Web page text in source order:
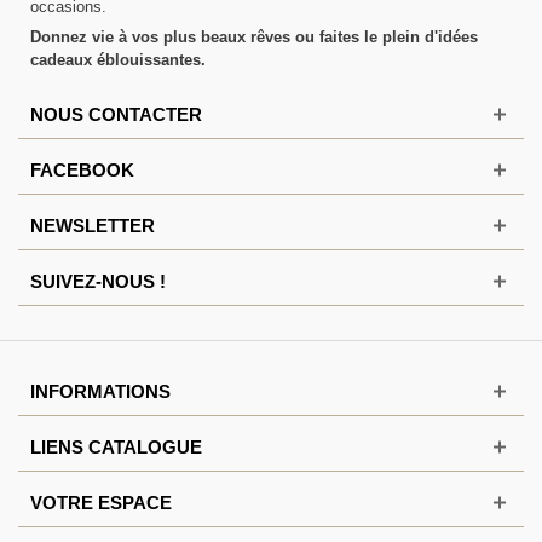
occasions.
Donnez vie à vos plus beaux rêves ou faites le plein d'idées
cadeaux éblouissantes.
NOUS CONTACTER
FACEBOOK
NEWSLETTER
SUIVEZ-NOUS !
INFORMATIONS
LIENS CATALOGUE
VOTRE ESPACE